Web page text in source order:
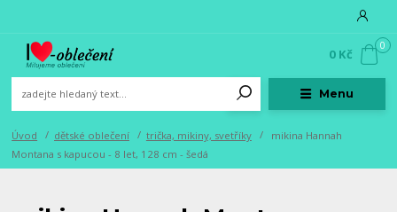
Menu
0
0 Kč
Úvod dětské oblečení trička, mikiny, svetříky
mikina Hannah
Montana s kapucou - 8 let, 128 cm - šedá